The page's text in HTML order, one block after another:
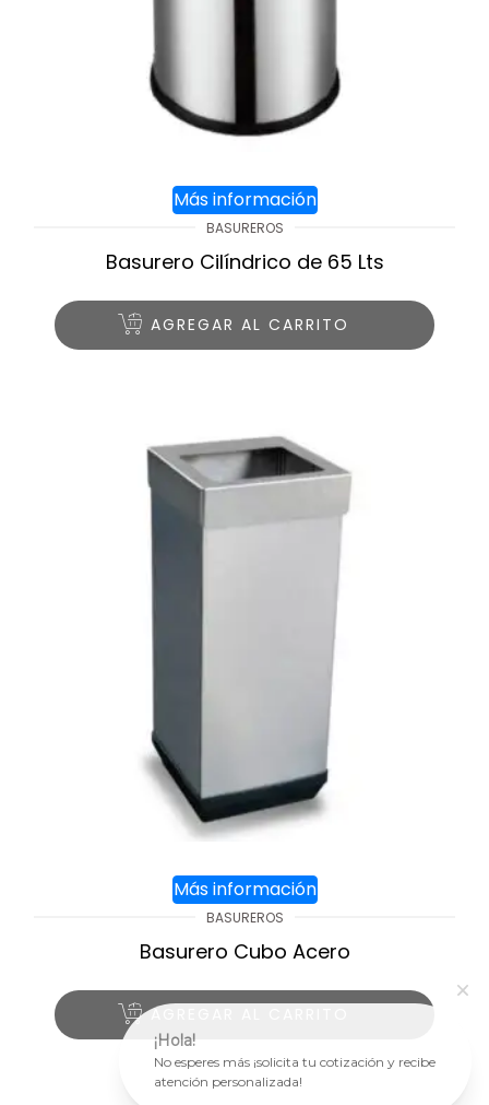
Más información
BASUREROS
Basurero Cilíndrico de 65 Lts
AGREGAR AL CARRITO
Más información
BASUREROS
Basurero Cubo Acero
AGREGAR AL CARRITO
¡Hola!
No esperes más ¡solicita tu cotización y recibe
atención personalizada!